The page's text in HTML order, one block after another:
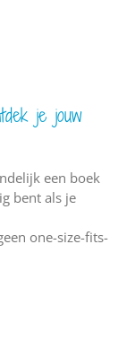
je jouw
een boek
bent als je
one-size-fits-